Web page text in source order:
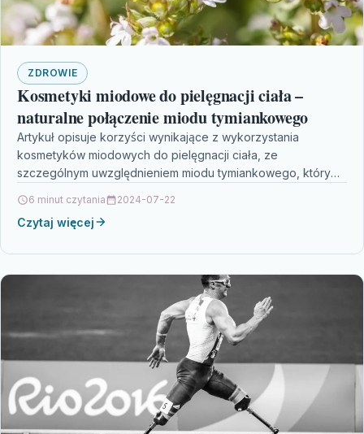
ZDROWIE
Kosmetyki miodowe do pielęgnacji ciała –
naturalne połączenie miodu tymiankowego
Artykuł opisuje korzyści wynikające z wykorzystania
kosmetyków miodowych do pielęgnacji ciała, ze
szczególnym uwzględnieniem miodu tymiankowego, który
6 minut czytania 2024-07-22
Czytaj więcej